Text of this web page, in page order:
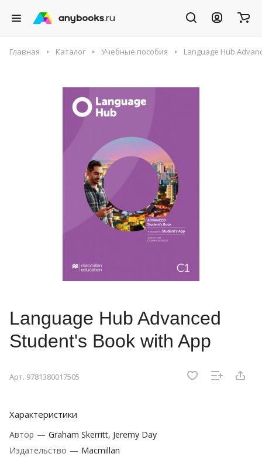
Главная Каталог Учебные пособия Language Hub
Language Hub Advanced
Student's Book with App
Арт. 9781380017505
Характеристики
Автор — Graham Skerritt, Jeremy Day
Издательство — Macmillan